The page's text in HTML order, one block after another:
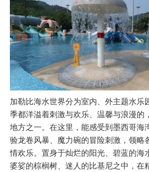
加勒比海水世界分为室内、外主题水乐
季都洋溢着刺激与欢乐、温馨与浪漫的
地方之一。在这里，能感受到墨西哥海
验龙卷风暴、魔力碗的冒险刺激，领略
情欢乐。置身于灿烂的阳光、碧蓝的海
婆娑的棕榈树、迷人的比基尼之中，在